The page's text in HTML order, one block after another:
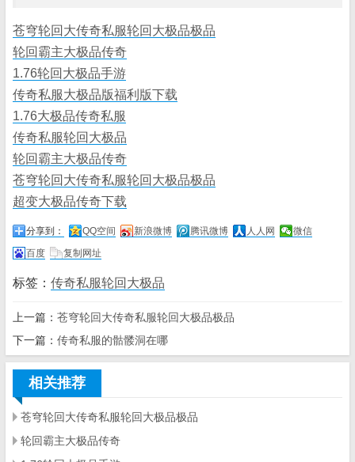
苍穹轮回大传奇私服轮回大极品极品
轮回霸主大极品传奇
1.76轮回大极品手游
传奇私服大极品版福利版下载
1.76大极品传奇私服
传奇私服轮回大极品
轮回霸主大极品传奇
苍穹轮回大传奇私服轮回大极品极品
超变大极品传奇下载
分享到： QQ空间 新浪微博 腾讯微博 人人网
微信
百度
复制网址
标签： 传奇私服轮回大极品
上一篇： 苍穹轮回大传奇私服轮回大极品极品
下一篇： 传奇私服的骷髅洞在哪
相关推荐
苍穹轮回大传奇私服轮回大极品极品
轮回霸主大极品传奇